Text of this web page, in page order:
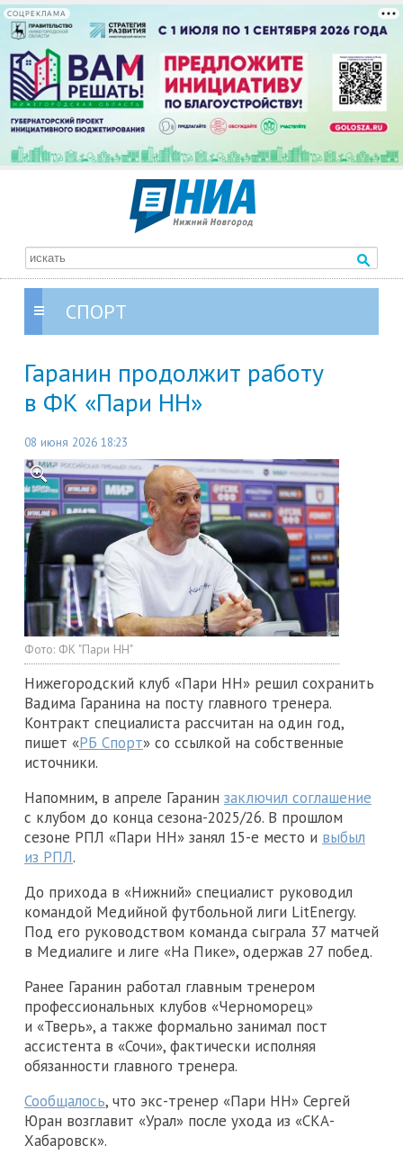
СОЦРЕКЛАМА
СПОРТ
Гаранин продолжит работу
в ФК «Пари НН»
08 июня 2026 18:23
Фото: ФК "Пари НН"
Нижегородский клуб «Пари НН» решил сохранить
Вадима Гаранина на посту главного тренера.
Контракт специалиста рассчитан на один год,
пишет «РБ Спорт» со ссылкой на собственные
источники.
Напомним, в апреле Гаранин заключил соглашение
с клубом до конца сезона-2025/26. В прошлом
сезоне РПЛ «Пари НН» занял 15-е место и выбыл
из РПЛ.
До прихода в «Нижний» специалист руководил
командой Медийной футбольной лиги LitEnergy.
Под его руководством команда сыграла 37 матчей
в Медиалиге и лиге «На Пике», одержав 27 побед.
Ранее Гаранин работал главным тренером
профессиональных клубов «Черноморец»
и «Тверь», а также формально занимал пост
ассистента в «Сочи», фактически исполняя
обязанности главного тренера.
Сообщалось, что экс-тренер «Пари НН» Сергей
Юран возглавит «Урал» после ухода из «СКА-
Хабаровск».